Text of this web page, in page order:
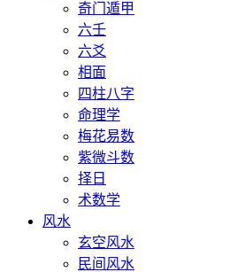
奇门遁甲
六壬
六爻
相面
四柱八字
命理学
梅花易数
紫微斗数
择日
术数学
风水
玄空风水
民间风水